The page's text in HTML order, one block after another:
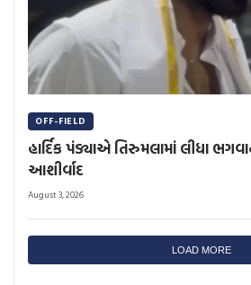
OFF-FIELD
હાર્દિક પંડ્યાએ તિરુમલામાં લીધા
આશીર્વાદ
August 3, 2026
LOAD MORE